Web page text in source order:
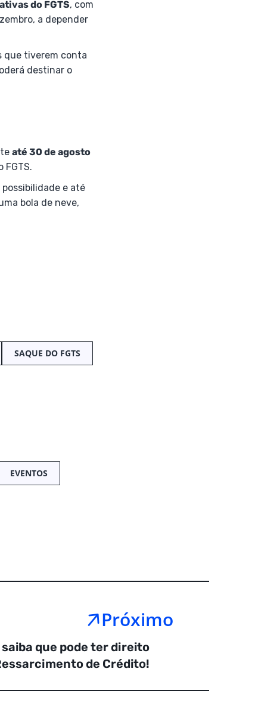
do FGTS, com
a depender
que tiverem conta
destinar o
até 30 de agosto
FGTS.
e até
bola de neve,
SAQUE DO FGTS
EVENTOS
Próximo
saiba que pode ter direito
de Crédito!